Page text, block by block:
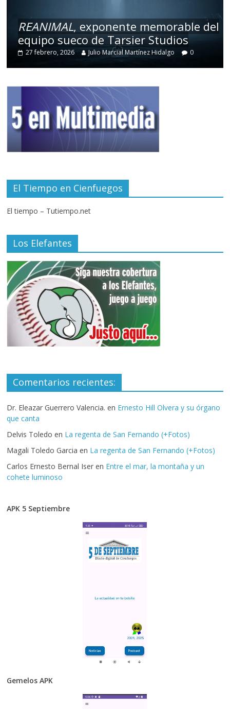
REANIMAL, exponente memorable del
equipo sueco de Tarsier Studios
27 febrero, 2026 Julio Marcial Martínez Hidalgo 0
El Tiempo en Cienfuegos
El tiempo – Tutiempo.net
Los Elefantes
Comentarios recientes:
Dr. Eleazar Guerrero Valencia. en Ernesto Hill Olvera y su órgano
que canta
Delvis Toledo en La regenta de San Fernando (+Fotos)
Magali Toledo Garcia en La regenta de San Fernando (+Fotos)
Carlos Ernesto Bernal Iser en Entre el mar, la montaña y un
cohete luminoso
APK 5 Septiembre
Gemelos APK